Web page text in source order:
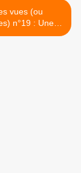
vues (ou
n°19 : Une
hypothétique